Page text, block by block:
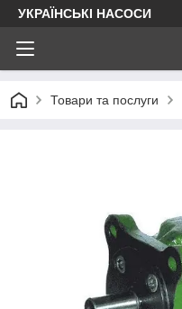
УКРАЇНСЬКІ НАСОСИ
Товари та послуги